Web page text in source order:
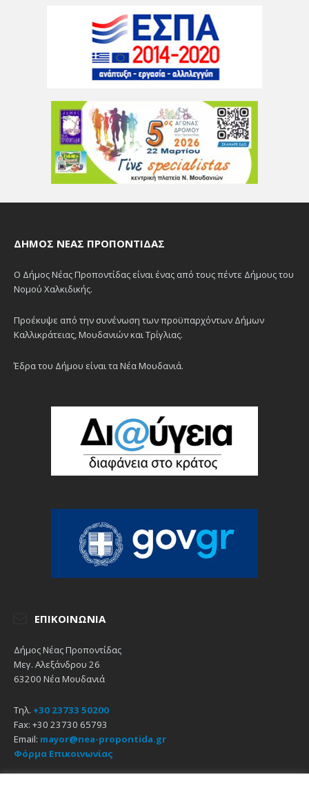
ΔΉΜΟΣ ΝΈΑΣ ΠΡΟΠΟΝΤΊΔΑΣ
Ο Δήμος Νέας Προποντίδας είναι ένας από τους πέντε Δήμους του
Νομού Χαλκιδικής.
Προέκυψε από την συνένωση των προϋπαρχόντων Δήμων
Καλλικράτειας, Μουδανιών και Τρίγλιας.
Έδρα του Δήμου είναι τα Νέα Μουδανιά.
ΕΠΙΚΟΙΝΩΝΊΑ
Δήμος Νέας Προποντίδας
Μεγ. Αλεξάνδρου 26
63200 Νέα Μουδανιά
Τηλ. +30 23733 50200
Fax: +30 23730 65793
Email: mayor@nea-propontida.gr
Φόρμα Επικοινωνίας